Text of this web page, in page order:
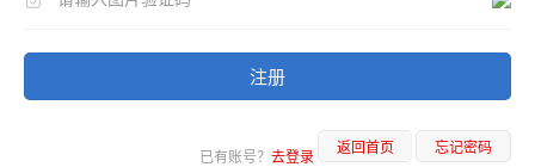
注册
已有账号？ 去登录 返回首页 忘记密码